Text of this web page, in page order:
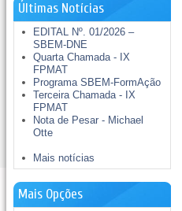
Últimas Notícias
EDITAL Nº. 01/2026 –
SBEM-DNE
Quarta Chamada - IX
FPMAT
Programa SBEM-FormAção
Terceira Chamada - IX
FPMAT
Nota de Pesar - Michael
Otte
Mais notícias
Mais Opções